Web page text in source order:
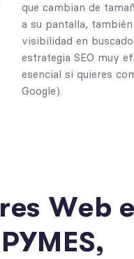
que cambian de
a su pantalla,
visibilidad en
estrategia SEO muy
esencial si quieres
Google).
res Web e
PYMES,